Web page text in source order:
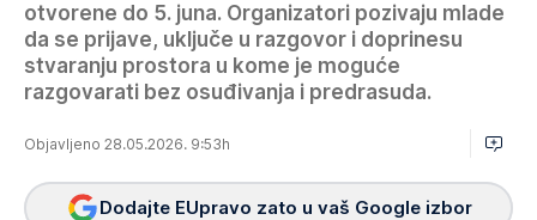
otvorene do 5. juna. Organizatori pozivaju mlade
da se prijave, uključe u razgovor i doprinesu
stvaranju prostora u kome je moguće
razgovarati bez osuđivanja i predrasuda.
Objavljeno 28.05.2026. 9:53h
Dodajte EUpravo zato u vaš Google izbor